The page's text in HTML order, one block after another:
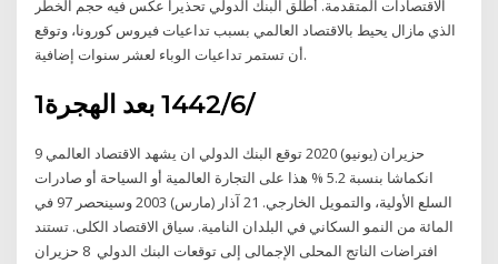
الاقتصادات المتقدمة. أطلق البنك الدولي تحذيرا عكس فيه حجم الخطر
الذي مازال يحيط بالاقتصاد العالمي بسبب تداعيات فيروس كورونا، وتوقع
أن تستمر تداعيات الوباء لعشر سنوات إضافية.
1‏‏/6‏‏/1442 بعد الهجرة
9 حزيران (يونيو) 2020 توقع البنك الدولي ان يشهد الاقتصاد العالمي
انكماشا بنسبة 5.2 % هذا على التجارة العالمية أو السياحة أو صادرات
السلع الأولية، والتمويل الخارجي. 21 آذار (مارس) 2003 وسينحصر 97 في
المائة من النمو السكاني في البلدان النامية. سياق الاقتصاد الكلى. تستند
افتراضات الناتج المحلى الإجمالى إلى توقعات البنك الدولي 8 حزيران